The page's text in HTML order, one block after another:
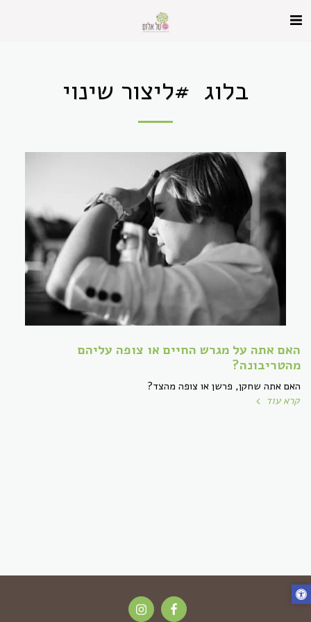
בלוג #ליצור שינוי
האם אתה על מגרש החיים או צופה עליהם
מהטריבונה?
האם אתה שחקן, פרשן או צופה מהצד?
קרא עוד